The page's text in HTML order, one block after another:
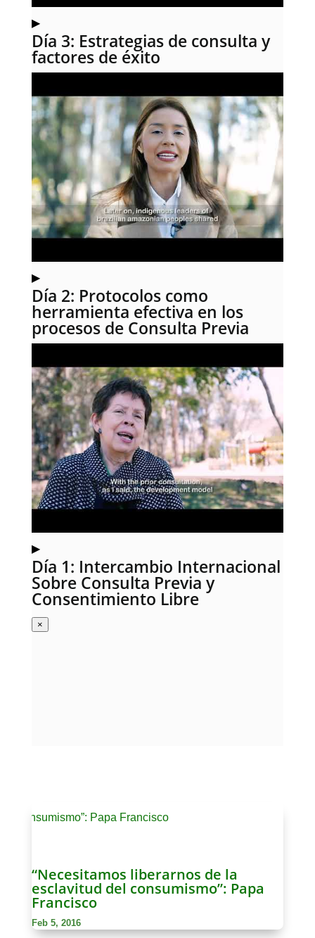
▶
Día 3: Estrategias de consulta y
factores de éxito
▶
Día 2: Protocolos como
herramienta efectiva en los
procesos de Consulta Previa
▶
Día 1: Intercambio Internacional
Sobre Consulta Previa y
Consentimiento Libre
×
“Necesitamos liberarnos de la
esclavitud del consumismo”: Papa
Francisco
Feb 5, 2016